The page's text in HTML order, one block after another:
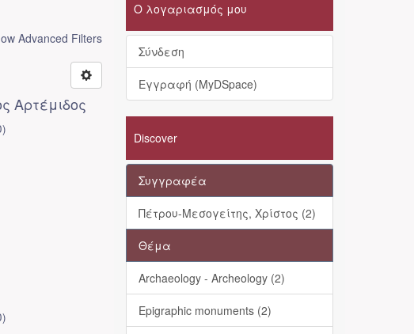
Advanced Filters
Αρτέμιδος
)
)
Ο λογαριασμός μου
Σύνδεση
Εγγραφή (MyDSpace)
Discover
Συγγραφέα
Πέτρου-Μεσογείτης, Χρίστος (2)
Θέμα
Archaeology - Archeology (2)
Epigraphic monuments (2)